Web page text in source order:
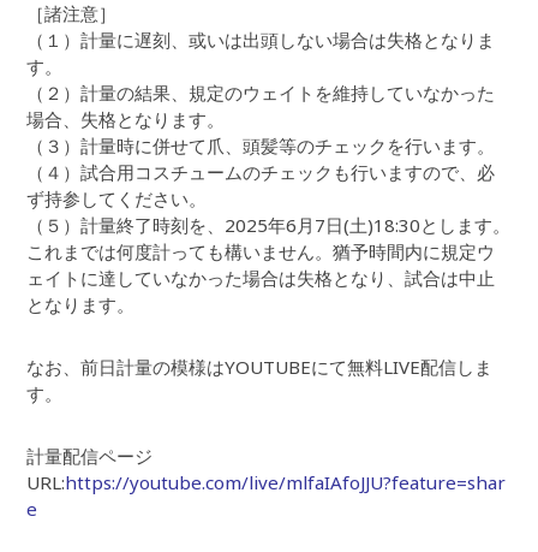
［諸注意］
（１）計量に遅刻、或いは出頭しない場合は失格となりま
す。
（２）計量の結果、規定のウェイトを維持していなかった
場合、失格となります。
（３）計量時に併せて爪、頭髪等のチェックを行います。
（４）試合用コスチュームのチェックも行いますので、必
ず持参してください。
（５）計量終了時刻を、2025年6月7日(土)18:30とします。
これまでは何度計っても構いません。猶予時間内に規定ウ
ェイトに達していなかった場合は失格となり、試合は中止
となります。
なお、前日計量の模様はYOUTUBEにて無料LIVE配信しま
す。
計量配信ページ
URL:https://youtube.com/live/mlfaIAfoJJU?feature=shar
e